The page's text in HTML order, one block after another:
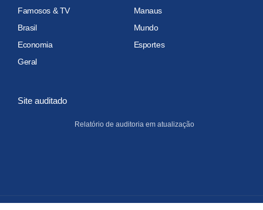
Famosos & TV
Manaus
Brasil
Mundo
Economia
Esportes
Geral
Site auditado
Relatório de auditoria em atualização